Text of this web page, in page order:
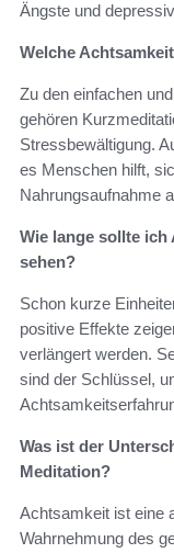
Ängste und
Welche
Zu den einfachen
gehören
Stressbewältigung.
es Menschen hilft,
Nahrungsaufnahme
Wie lange sollte ich
sehen?
Schon kurze
positive Effekte
verlängert werden.
sind der Schlüssel,
Was ist der
Meditation?
Achtsamkeit ist eine
Wahrnehmung des